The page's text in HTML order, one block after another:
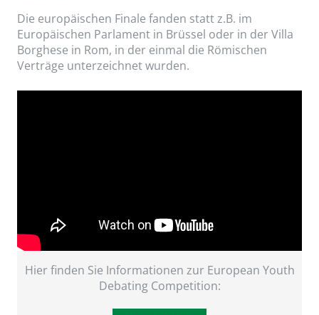
Die europäischen Finale fanden statt z.B. im
Europäischen Parlament in Brüssel oder in der Villa
Borghese in Rom, in der einmal die Römischen
Verträge unterzeichnet wurden.
Hier finden Sie Informationen zur European Youth
Debating Competition: